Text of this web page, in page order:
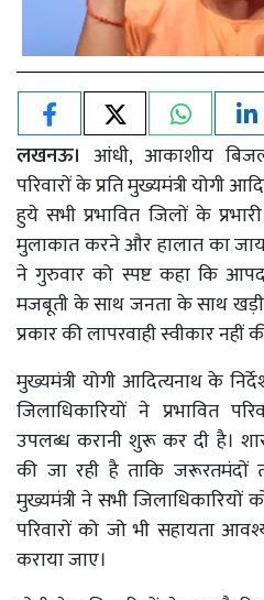
लखनऊ। आंधी, आकाशीय
परिवारों के प्रति मुख्यमंत्री योगी
हुये सभी प्रभावित जिलों के
मुलाकात करने और हालात का
ने गुरुवार को स्पष्ट कहा कि
मजबूती के साथ जनता के साथ खड़ी
प्रकार की लापरवाही स्वीकार नहीं
मुख्यमंत्री योगी आदित्यनाथ के
जिलाधिकारियों ने प्रभावित
उपलब्ध करानी शुरू कर दी है।
की जा रही है ताकि
मुख्यमंत्री ने सभी जिलाधिकारियों
परिवारों को जो भी सहायता
कराया जाए।